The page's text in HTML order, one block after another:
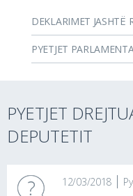
DEKLARIMET JASHTË
PYETJET
PYETJET
DEPUTETIT
12/03/2018